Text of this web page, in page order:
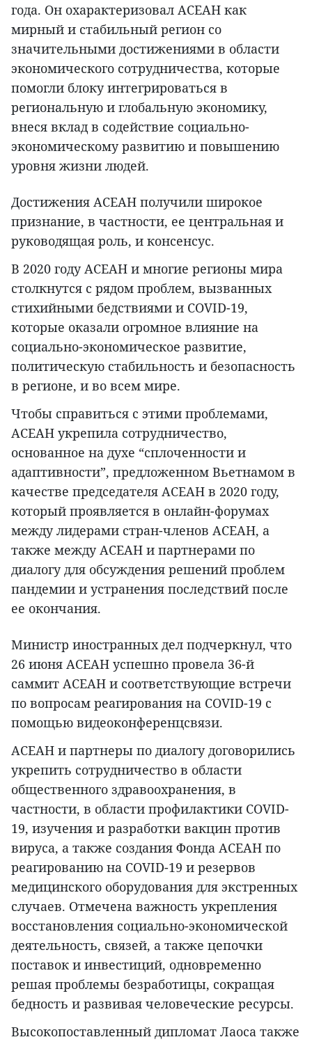
года. Он охарактеризовал АСЕАН как
мирный и стабильный регион со
значительными достижениями в области
экономического сотрудничества, которые
помогли блоку интегрироваться в
региональную и глобальную экономику,
внеся вклад в содействие социально-
экономическому развитию и повышению
уровня жизни людей.
Достижения АСЕАН получили широкое
признание, в частности, ее центральная и
руководящая роль, и консенсус.
В 2020 году АСЕАН и многие регионы мира
столкнутся с рядом проблем, вызванных
стихийными бедствиями и COVID-19,
которые оказали огромное влияние на
социально-экономическое развитие,
политическую стабильность и безопасность
в регионе, и во всем мире.
Чтобы справиться с этими проблемами,
АСЕАН укрепила сотрудничество,
основанное на духе “сплоченности и
адаптивности”, предложенном Вьетнамом в
качестве председателя АСЕАН в 2020 году,
который проявляется в онлайн-форумах
между лидерами стран-членов АСЕАН, а
также между АСЕАН и партнерами по
диалогу для обсуждения решений проблем
пандемии и устранения последствий после
ее окончания.
Министр иностранных дел подчеркнул, что
26 июня АСЕАН успешно провела 36-й
саммит АСЕАН и соответствующие встречи
по вопросам реагирования на COVID-19 с
помощью видеоконференцсвязи.
АСЕАН и партнеры по диалогу договорились
укрепить сотрудничество в области
общественного здравоохранения, в
частности, в области профилактики COVID-
19, изучения и разработки вакцин против
вируса, а также создания Фонда АСЕАН по
реагированию на COVID-19 и резервов
медицинского оборудования для экстренных
случаев. Отмечена важность укрепления
восстановления социально-экономической
деятельность, связей, а также цепочки
поставок и инвестиций, одновременно
решая проблемы безработицы, сокращая
бедность и развивая человеческие ресурсы.
Высокопоставленный дипломат Лаоса также